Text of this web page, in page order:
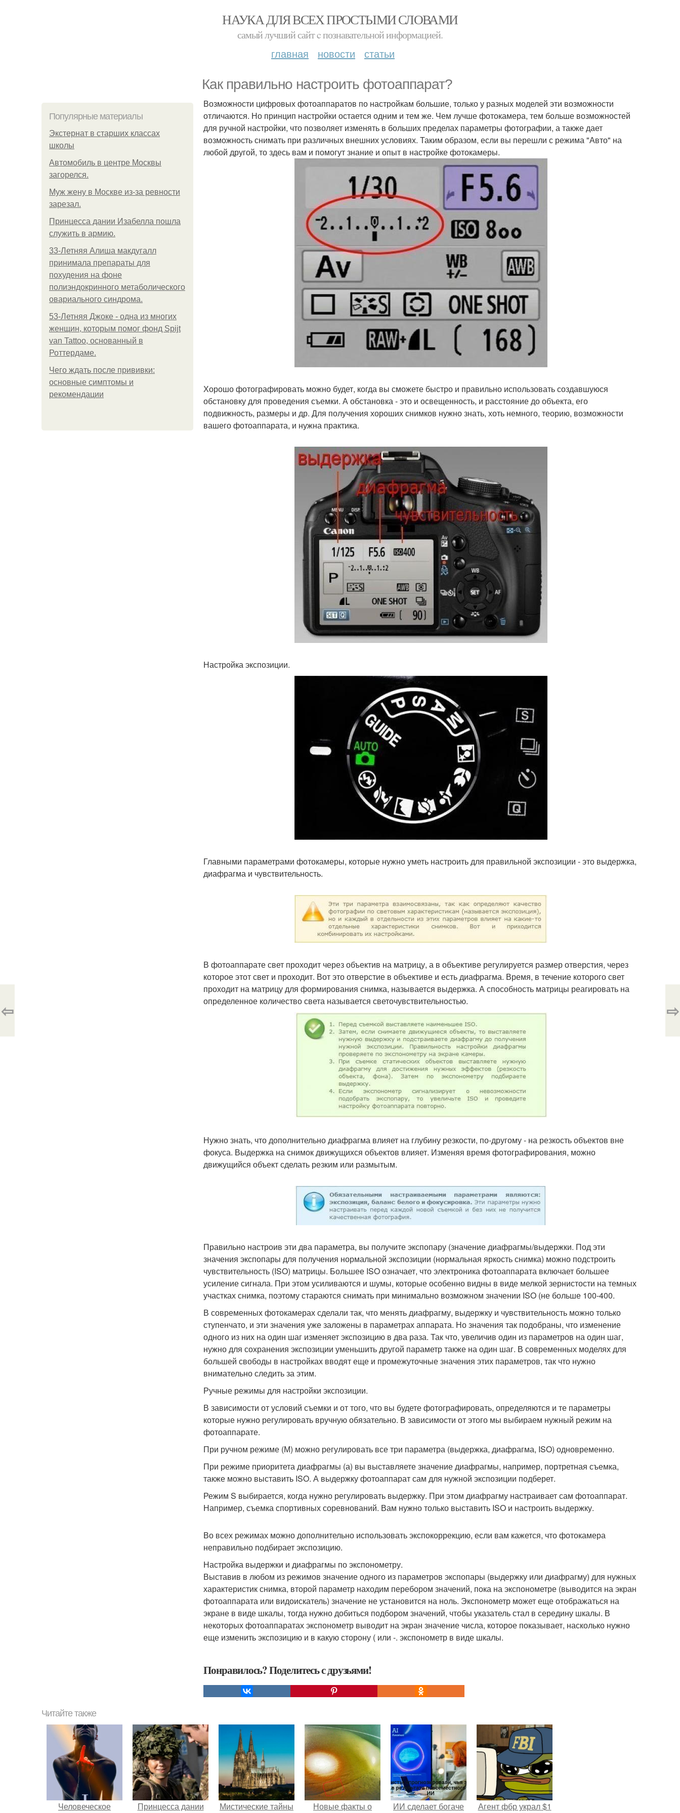
НАУКА ДЛЯ ВСЕХ ПРОСТЫМИ СЛОВАМИ
самый лучший сайт c познавательной информацией.
главная новости статьи
Как правильно настроить фотоаппарат?
Популярные материалы
Экстернат в старших классах
школы
Автомобиль в центре Москвы
загорелся.
Mуж жену в Москве из-за ревности
зарезал.
Принцесса дании Изабелла пошла
служить в армию.
33-Летняя Алиша макдугалл
принимала препараты для
похудения на фоне
полиэндокринного метаболического
овариального синдрома.
53-Летняя Джоке - одна из многих
женщин, которым помог фонд Spijt
van Tattoo, основанный в
Роттердаме.
Чего ждать после прививки:
основные симптомы и
рекомендации
Возможности цифровых фотоаппаратов по настройкам большие, только у разных моделей эти возможности
отличаются. Но принцип настройки остается одним и тем же. Чем лучше фотокамера, тем больше возможностей
для ручной настройки, что позволяет изменять в больших пределах параметры фотографии, а также дает
возможность снимать при различных внешних условиях. Таким образом, если вы перешли с режима "Авто" на
любой другой, то здесь вам и помогут знание и опыт в настройке фотокамеры.
Хорошо фотографировать можно будет, когда вы сможете быстро и правильно использовать создавшуюся
обстановку для проведения съемки. А обстановка - это и освещенность, и расстояние до объекта, его
подвижность, размеры и др. Для получения хороших снимков нужно знать, хоть немного, теорию, возможности
вашего фотоаппарата, и нужна практика.
Настройка экспозиции.
Главными параметрами фотокамеры, которые нужно уметь настроить для правильной экспозиции - это выдержка,
диафрагма и чувствительность.
В фотоаппарате свет проходит через объектив на матрицу, а в объективе регулируется размер отверстия, через
которое этот свет и проходит. Вот это отверстие в объективе и есть диафрагма. Время, в течение которого свет
проходит на матрицу для формирования снимка, называется выдержка. А способность матрицы реагировать на
определенное количество света называется светочувствительностью.
Нужно знать, что дополнительно диафрагма влияет на глубину резкости, по-другому - на резкость объектов вне
фокуса. Выдержка на снимок движущихся объектов влияет. Изменяя время фотографирования, можно
движущийся объект сделать резким или размытым.
Правильно настроив эти два параметра, вы получите экспопару (значение диафрагмы/выдержки. Под эти
значения экспопары для получения нормальной экспозиции (нормальная яркость снимка) можно подстроить
чувствительность (ISO) матрицы. Большее ISO означает, что электроника фотоаппарата включает большее
усиление сигнала. При этом усиливаются и шумы, которые особенно видны в виде мелкой зернистости на темных
участках снимка, поэтому стараются снимать при минимально возможном значении ISO (не больше 100-400.
В современных фотокамерах сделали так, что менять диафрагму, выдержку и чувствительность можно только
ступенчато, и эти значения уже заложены в параметрах аппарата. Но значения так подобраны, что изменение
одного из них на один шаг изменяет экспозицию в два раза. Так что, увеличив один из параметров на один шаг,
нужно для сохранения экспозиции уменьшить другой параметр также на один шаг. В современных моделях для
большей свободы в настройках вводят еще и промежуточные значения этих параметров, так что нужно
внимательно следить за этим.
Ручные режимы для настройки экспозиции.
В зависимости от условий съемки и от того, что вы будете фотографировать, определяются и те параметры
которые нужно регулировать вручную обязательно. В зависимости от этого мы выбираем нужный режим на
фотоаппарате.
При ручном режиме (М) можно регулировать все три параметра (выдержка, диафрагма, ISO) одновременно.
При режиме приоритета диафрагмы (а) вы выставляете значение диафрагмы, например, портретная съемка,
также можно выставить ISO. А выдержку фотоаппарат сам для нужной экспозиции подберет.
Режим S выбирается, когда нужно регулировать выдержку. При этом диафрагму настраивает сам фотоаппарат.
Например, съемка спортивных соревнований. Вам нужно только выставить ISO и настроить выдержку.
Во всех режимах можно дополнительно использовать экспокоррекцию, если вам кажется, что фотокамера
неправильно подбирает экспозицию.
Настройка выдержки и диафрагмы по экспонометру.
Выставив в любом из режимов значение одного из параметров экспопары (выдержку или диафрагму) для нужных
характеристик снимка, второй параметр находим перебором значений, пока на экспонометре (выводится на экран
фотоаппарата или видоискатель) значение не установится на ноль. Экспонометр может еще отображаться на
экране в виде шкалы, тогда нужно добиться подбором значений, чтобы указатель стал в середину шкалы. В
некоторых фотоаппаратах экспонометр выводит на экран значение числа, которое показывает, насколько нужно
еще изменить экспозицию и в какую сторону ( или -. экспонометр в виде шкалы.
Понравилось? Поделитесь с друзьями!
⇦ ⇨
Читайте также
Человеческое
Принцесса дании
Мистические тайны
Новые факты о
ИИ сделает богаче
Агент фбр украл $1